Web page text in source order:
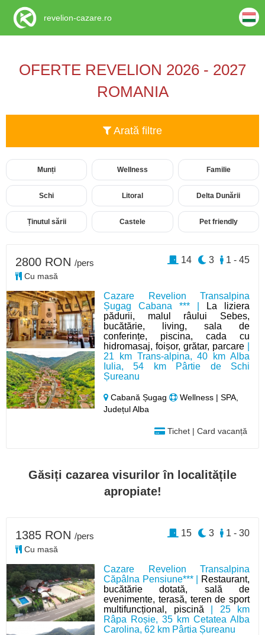
OFERTE REVELION 2026 - 2027
ROMANIA
Arată filtre
Munți Wellness Familie
Schi Litoral Delta Dunării
Ținutul sării Castele Pet friendly
Cazare Revelion Transalpina
Șugag Cabana *** |
La liziera
pădurii, malul râului Sebes,
bucătărie, living, sala de
conferințe, piscina, cada cu
hidromasaj, foișor, grătar, parcare
21 km Trans-alpina, 40 km Alba
Iulia, 54 km Pârtie de Schi
Șureanu
Cabană Șugag
Wellness | SPA,
Județul Alba
Tichet | Card vacanță
2800 RON /pers
Cu masă
1 - 45
3
14
Găsiți cazarea visurilor în localitățile
apropiate!
Cazare Revelion Transalpina
Căpâlna Pensiune*** |
Restaurant,
bucătărie dotată, sală de
evenimente, terasă, teren de sport
multifuncțional, piscină | 25 km
Râpa Roșie, 35 km Cetatea Alba
Carolina, 62 km Pârtia Șureanu
1385 RON /pers
Cu masă
1 - 30
3
15
revelion-cazare.ro